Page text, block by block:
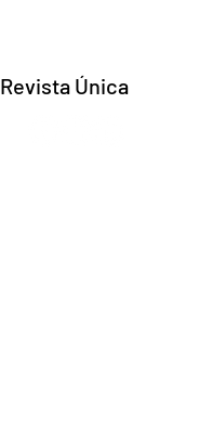
Revista Única